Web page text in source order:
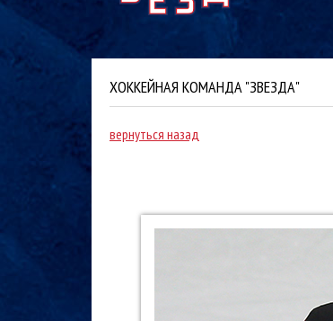
ХОККЕЙНАЯ КОМАНДА "ЗВЕЗДА"
вернуться назад